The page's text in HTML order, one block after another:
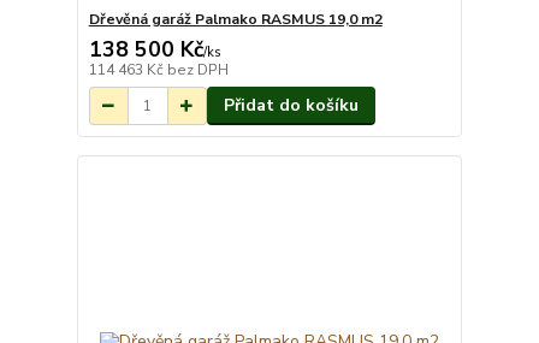
Dřevěná garáž Palmako RASMUS 19,0 m2
138 500 Kč/ks
114 463 Kč bez DPH
Přidat do košíku